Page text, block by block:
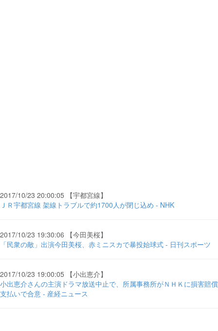
2017/10/23 20:00:05 【宇都宮線】
ＪＲ宇都宮線 架線トラブルで約1700人が閉じ込め - NHK
2017/10/23 19:30:06 【今田美桜】
「民衆の敵」出演今田美桜、赤ミニスカで暴投始球式 - 日刊スポーツ
2017/10/23 19:00:05 【小出恵介】
小出恵介さんの主演ドラマ放送中止で、所属事務所がＮＨＫに損害賠償
支払いで合意 - 産経ニュース